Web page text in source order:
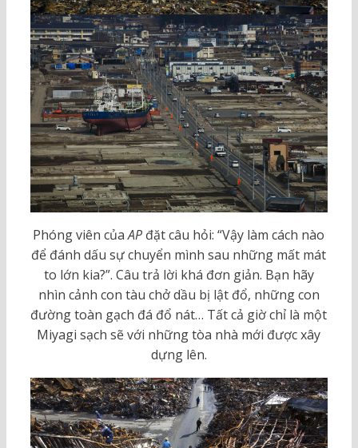
Phóng viên củaAP đặt câu hỏi: “Vậy làm cách nào
để đánh dấu sự chuyển mình sau những mất mát
to lớn kia?”. Câu trả lời khá đơn giản. Bạn hãy
nhìn cảnh con tàu chở dầu bị lật đổ, những con
đường toàn gạch đá đổ nát… Tất cả giờ chỉ là một
Miyagi sạch sẽ với những tòa nhà mới được xây
dựng lên.